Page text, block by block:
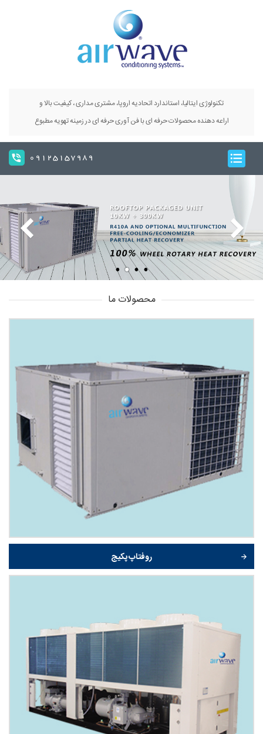
تکنولوژی ایتالیا، استاندارد اتحادیه اروپا، مشتری مداری ، کیفیت بالا و
اراعه دهنده محصولات حرفه ای با فن آوری حرفه ای در زمینه تهویه مطبوع
09125157989
محصولات ما
روفتاپ پکیج